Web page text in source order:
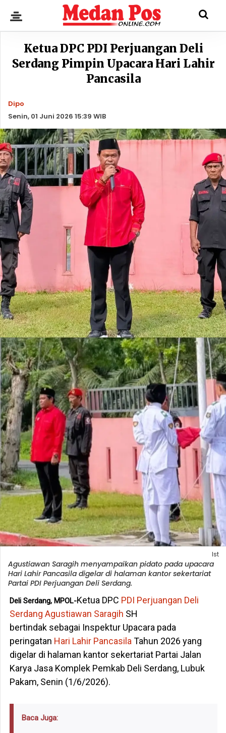
Ketua DPC PDI Perjuangan Deli
Serdang Pimpin Upacara Hari Lahir
Pancasila
Dipo
Senin, 01 Juni 2026 15:39 WIB
Ist
Agustiawan Saragih menyampaikan pidato pada upacara
Hari Lahir Pancasila digelar di halaman kantor sekertariat
Partai PDI Perjuangan Deli Serdang.
Deli Serdang, MPOL-Ketua DPC PDI Perjuangan Deli
Serdang Agustiawan Saragih SH
bertindak sebagai Inspektur Upacara pada
peringatan Hari Lahir Pancasila Tahun 2026 yang
digelar di halaman kantor sekertariat Partai Jalan
Karya Jasa Komplek Pemkab Deli Serdang, Lubuk
Pakam, Senin (1/6/2026).
Baca Juga: